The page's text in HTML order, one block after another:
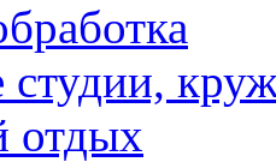
студии,
отдых